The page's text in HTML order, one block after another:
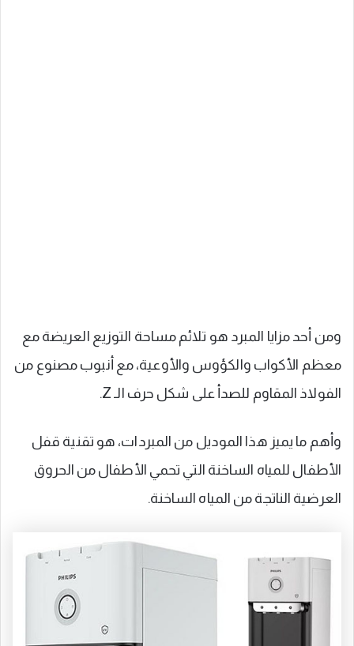
ومن أحد مزايا المبرد هو تلائم مساحة التوزيع العريضة مع
معظم الأكواب والكؤوس والأوعية، مع أنبوب مصنوع من
الفولاذ المقاوم للصدأ على شكل حرف الـ Z.
وأهم ما يميز هذا الموديل من المبردات، هو تقنية قفل
الأطفال للمياه الساخنة التي تحمي الأطفال من الحروق
العرضية الناتجة من المياه الساخنة.